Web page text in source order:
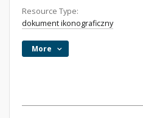
Resource Type:
dokument ikonograficzny
More